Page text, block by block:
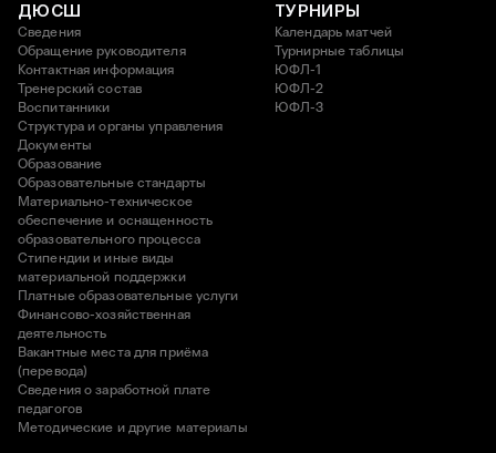
ДЮСШ
Сведения
Обращение руководителя
Контактная информация
Тренерский состав
Воспитанники
Структура и органы управления
Документы
Образование
Образовательные стандарты
Материально-техническое
обеспечение и оснащенность
образовательного процесса
Стипендии и иные виды
материальной поддержки
Платные образовательные услуги
Финансово-хозяйственная
деятельность
Вакантные места для приёма
(перевода)
Сведения о заработной плате
педагогов
Методические и другие материалы
ТУРНИРЫ
Календарь матчей
Турнирные таблицы
ЮФЛ-1
ЮФЛ-2
ЮФЛ-3